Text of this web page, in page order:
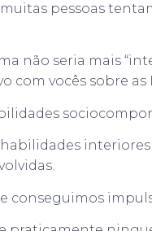
pessoas
não seria mais
com vocês sobre as
conseguimos